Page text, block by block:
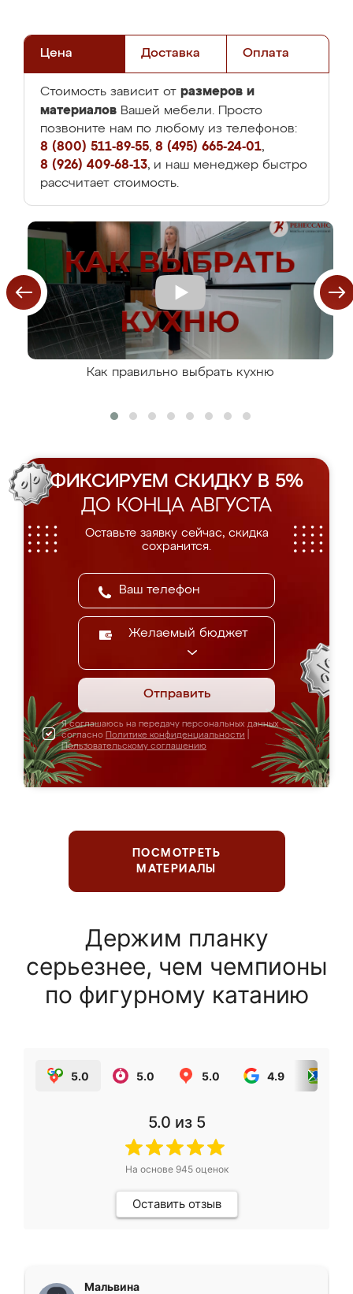
Цена Доставка Оплата
Стоимость зависит от размеров и
материалов Вашей мебели. Просто
позвоните нам по любому из телефонов:
8 (800) 511-89-55, 8 (495) 665-24-01,
8 (926) 409-68-13, и наш менеджер быстро
рассчитает стоимость.
Как правильно выбрать кухню
ФИКСИРУЕМ СКИДКУ В 5%
ДО КОНЦА АВГУСТА
Оставьте заявку сейчас, скидка
сохранится.
Желаемый бюджет
Отправить
Я соглашаюсь на передачу персональных данных
согласно Политике конфиденциальности
Пользовательскому соглашению
ПОСМОТРЕТЬ
МАТЕРИАЛЫ
Держим планку
серьезнее, чем чемпионы
по фигурному катанию
5.0 5.0 5.0 4.9
5.0 из 5
На основе 945оценок
Оставить отзыв
Мальвина